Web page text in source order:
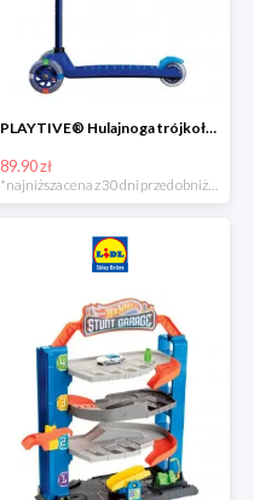
PLAYTIVE® Hulajnoga trójkołowa Tri Scooter z diodami LED
89.90 zł
*najniższa cena z 30 dni przed obniżką